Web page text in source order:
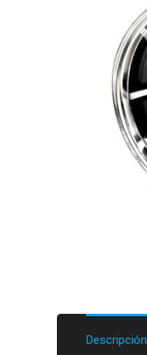
Descripción